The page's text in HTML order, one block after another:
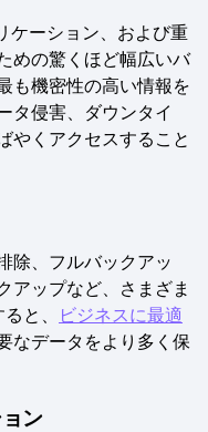
ケーション、および重
めの驚くほど幅広いバ
も機密性の高い情報を
タ侵害、ダウンタイ
やくアクセスすること
除、フルバックアッ
アップなど、さまざま
と、
ビジネスに最適
なデータをより多く保
ン